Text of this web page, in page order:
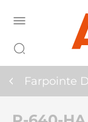
Farpointe